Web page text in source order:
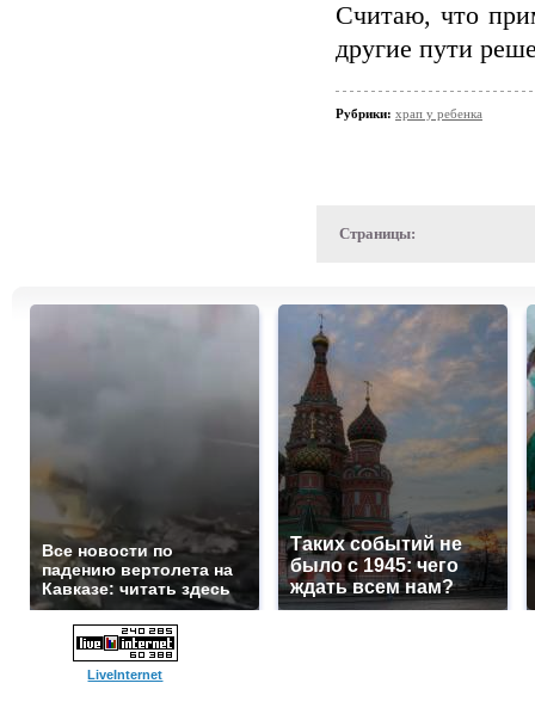
Считаю, что
другие пути
Рубрики: храп у ребенка
Страницы:
Все новости по
падению вертолета на
Кавказе: читать здесь
Таких событий не
было с 1945: чего
ждать всем нам?
LiveInternet